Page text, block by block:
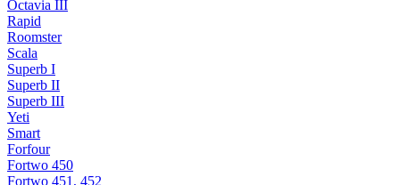
Octavia III
Rapid
Roomster
Scala
Superb I
Superb II
Superb III
Yeti
Smart
Forfour
Fortwo 450
Fortwo 451, 452